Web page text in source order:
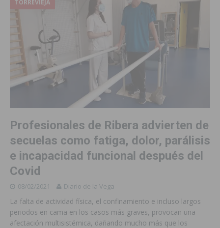
TORREVIEJA
Profesionales de Ribera advierten de
secuelas como fatiga, dolor, parálisis
e incapacidad funcional después del
Covid
08/02/2021 Diario de la Vega
La falta de actividad física, el confinamiento e incluso largos
periodos en cama en los casos más graves, provocan una
afectación multisistémica, dañando mucho más que los